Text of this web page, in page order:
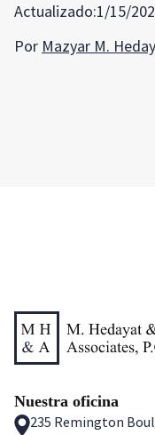
Actualizado:1/15/
Por Mazyar M.
Nuestra oficina
235 Remington